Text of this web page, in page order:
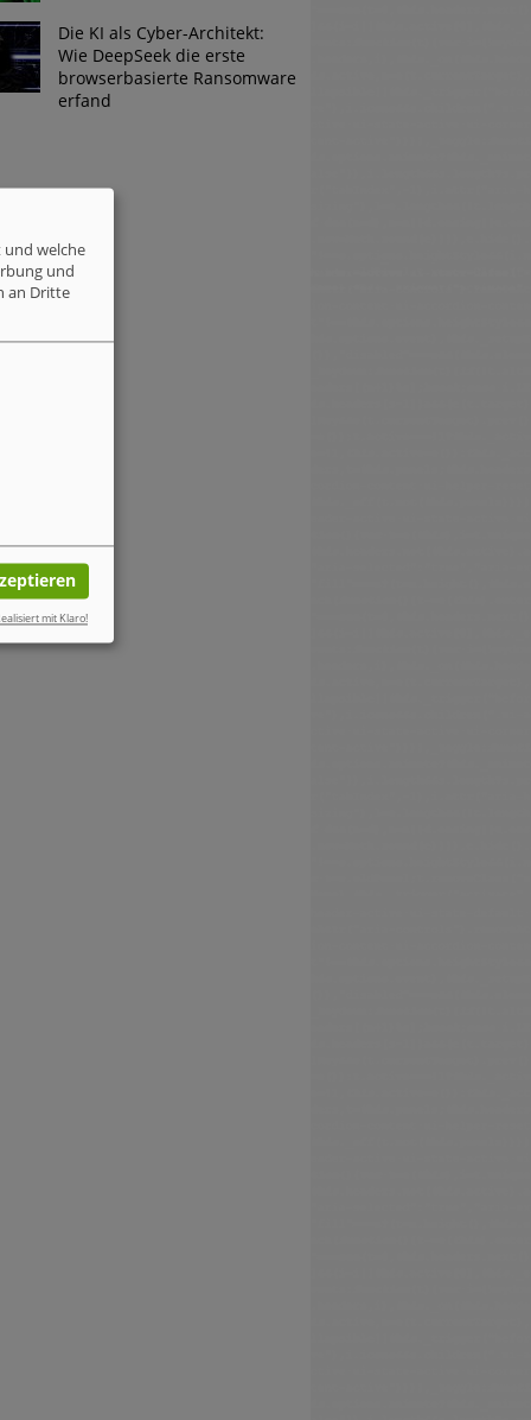
Die KI als Cyber-Architekt:
Wie DeepSeek die erste
browserbasierte Ransomware
erfand
welche
und
an Dritte
mit Klaro!